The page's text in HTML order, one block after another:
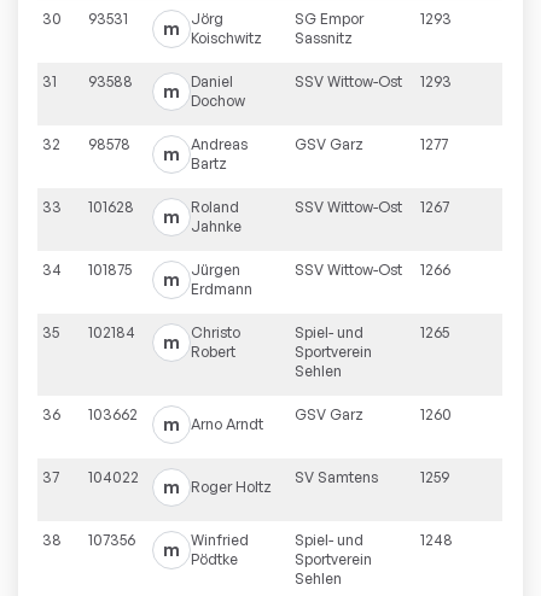
30 93531 m
Jörg
Koischwitz
SG Empor
Sassnitz
1293
31 93588 m
Daniel
Dochow
SSV Wittow-Ost 1293
32 98578 m
Andreas
Bartz
GSV Garz 1277
33 101628 m
Roland
Jahnke
SSV Wittow-Ost 1267
34 101875 m
Jürgen
Erdmann
SSV Wittow-Ost 1266
35 102184 m
Christo
Robert
Spiel- und
Sportverein
Sehlen
1265
36 103662 m Arno Arndt
GSV Garz 1260
37 104022 m Roger Holtz
SV Samtens 1259
38 107356 m
Winfried
Pödtke
Spiel- und
Sportverein
Sehlen
1248